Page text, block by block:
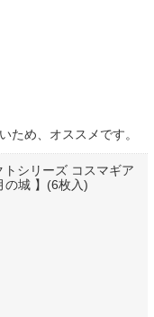
ため、オススメです。
トシリーズ コスマギア
の城 】(6枚入)